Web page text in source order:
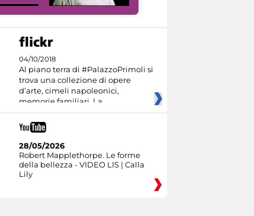
04/10/2018
Al piano terra di #PalazzoPrimoli si
trova una collezione di opere
d’arte, cimeli napoleonici,
memorie familiari. La
28/05/2026
Robert Mapplethorpe. Le forme
della bellezza - VIDEO LIS | Calla
Lily